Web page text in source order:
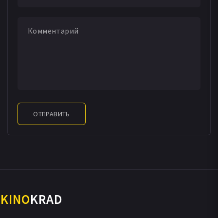
ОТПРАВИТЬ
KINOKRAD